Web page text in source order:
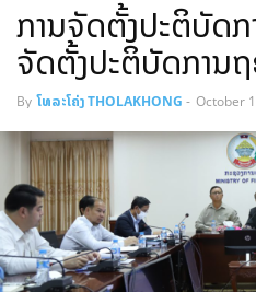
ການຈັດຕັ້ງປະຕິບັດ
ຈັດຕັ້ງປະຕິບັດການ
By ໂທລະໂຄ່ງ THOLAKHONG - October